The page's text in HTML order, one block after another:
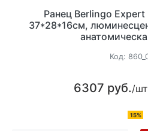
Ранец Berlingo
37*28*16см,
Код:
6307 руб./шт
15%